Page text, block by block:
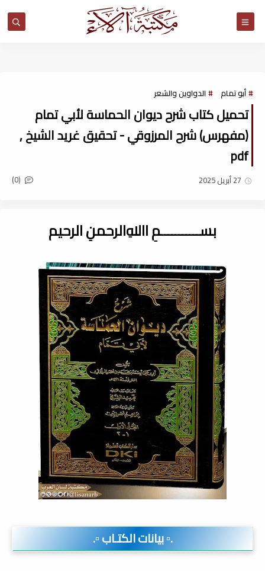
أبو تمام الدواوين والشعر
تحميل كتاب شرح ديوان الحماسة لأبي تمام
(مفهرس) شرح المرزوقي - تحقيق غريد الشيخ ,
pdf
27 أبريل 2025 (0)
بســـــــــــمِ اﷲِالرحمنِ الرحيم
.▫️ بيانات الكتـاب ▫️.